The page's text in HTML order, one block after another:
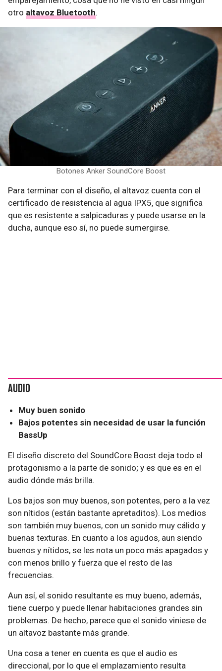
otro altavoz Bluetooth.
Botones Anker SoundCore Boost
Para terminar con el diseño, el altavoz cuenta con el
certificado de resistencia al agua IPX5, que significa
que es resistente a salpicaduras y puede usarse en la
ducha, aunque eso sí, no puede sumergirse.
Audio
Muy buen sonido
Bajos potentes sin necesidad de usar la función
BassUp
El diseño discreto del SoundCore Boost deja todo el
protagonismo a la parte de sonido; y es que es en el
audio dónde más brilla.
Los bajos son muy buenos, son potentes, pero a la vez
son nítidos (están bastante apretaditos). Los medios
son también muy buenos, con un sonido muy cálido y
buenas texturas. En cuanto a los agudos, aun siendo
buenos y nítidos, se les nota un poco más apagados y
con menos brillo y fuerza que el resto de las
frecuencias.
Aun así, el sonido resultante es muy bueno, además,
tiene cuerpo y puede llenar habitaciones grandes sin
problemas. De hecho, parece que el sonido viniese de
un altavoz bastante más grande.
Una cosa a tener en cuenta es que el audio es
direccional, por lo que el emplazamiento resulta